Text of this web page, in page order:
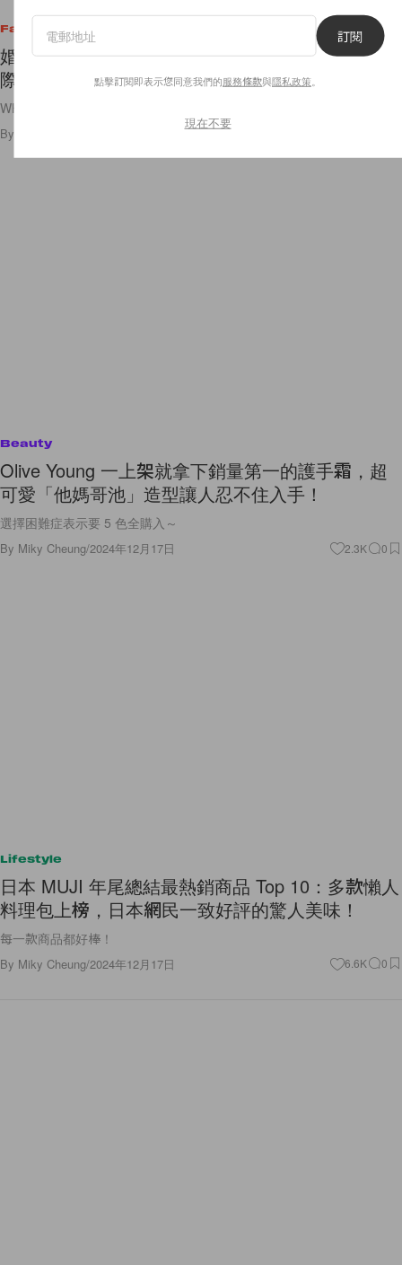
Fashion
婚紗女王 Vera Wang 要退休了嗎？創立 35 年之
際，決定將品牌賣給 WHP Global！
WHP Global 集團最近來勢洶洶！
By
Beauty
Olive Young 一上架就拿下銷量第一的護手霜，超
可愛「他媽哥池」造型讓人忍不住入手！
選擇困難症表示要 5 色全購入～
By Miky Cheung/2024年12月17日 2.3K 0
Lifestyle
日本 MUJI 年尾總結最熱銷商品 Top 10：多款懶人
料理包上榜，日本網民一致好評的驚人美味！
每一款商品都好棒！
By Miky Cheung/2024年12月17日 6.6K 0
訂閱
點擊訂閱即表示您同意我們的服務條款與隱私政策
現在不要